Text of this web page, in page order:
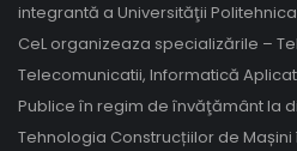
integrantă a Universităţii
CeL organizeaza specializările –
Telecomunicatii, Informatică
Publice în regim de învăţământ la
Tehnologia Construcțiilor de